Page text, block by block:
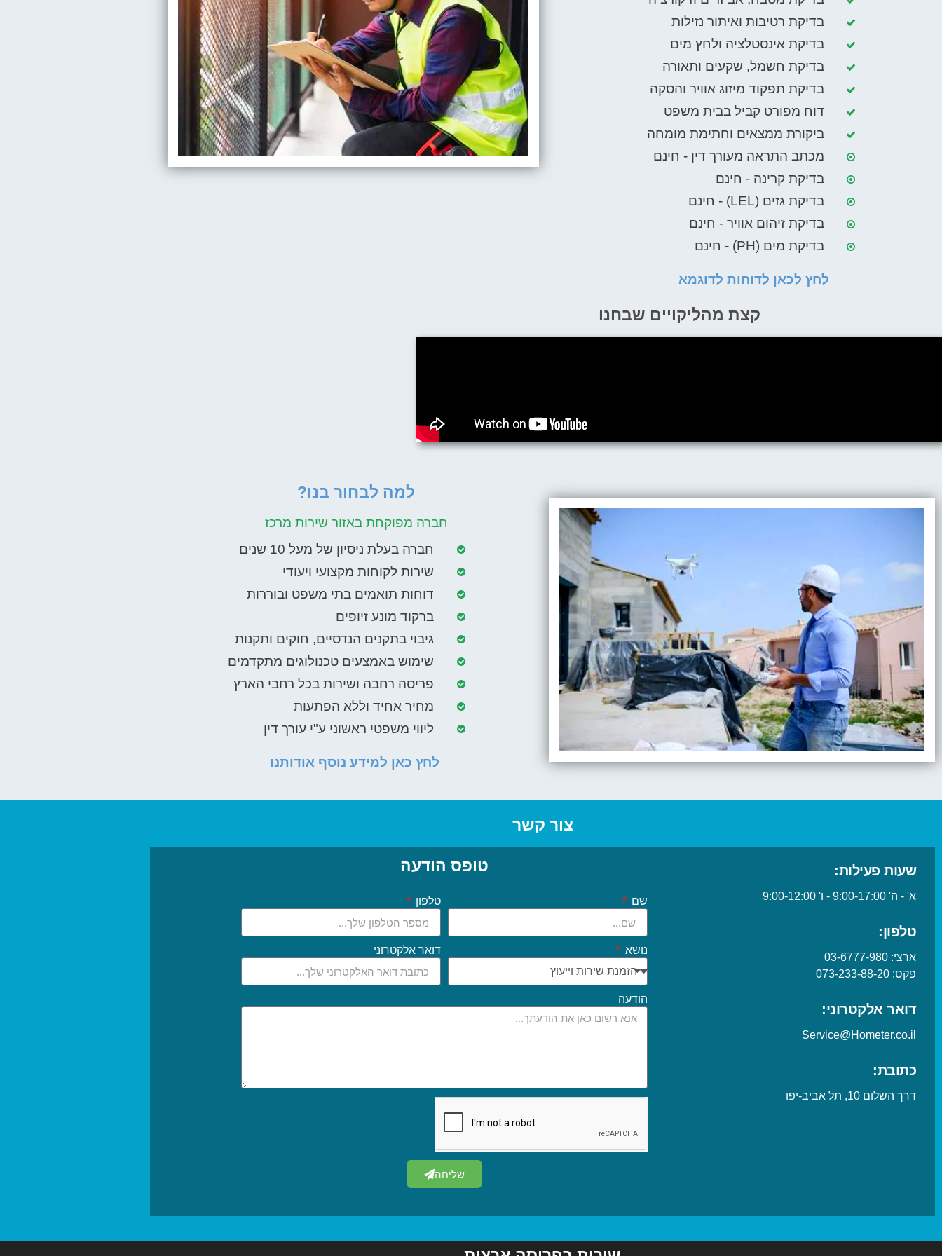
בדיקת רטיבות ואיתור נזילות
בדיקת אינסטלציה ולחץ מים
בדיקת חשמל, שקעים ותאורה
בדיקת תפקוד מיזוג אוויר והסקה
דוח מפורט קביל בבית משפט
ביקורת ממצאים וחתימת מומחה
מכתב התראה מעורך דין - חינם
בדיקת קרינה - חינם
בדיקת גזים (LEL) - חינם
בדיקת זיהום אוויר - חינם
בדיקת מים (PH) - חינם
לחץ לכאן לדוחות לדוגמא
קצת מהליקויים שבחנו
למה לבחור בנו?
חברה מפוקחת באזור שירות מרכז
חברה בעלת ניסיון של מעל 10 שנים
שירות לקוחות מקצועי ויעודי
דוחות תואמים בתי משפט ובוררות
ברקוד מונע זיופים
גיבוי בתקנים הנדסיים, חוקים ותקנות
שימוש באמצעים טכנולוגים מתקדמים
פריסה רחבה ושירות בכל רחבי הארץ​
מחיר אחיד וללא הפתעות
ליווי משפטי ראשוני ע"י עורך דין
לחץ כאן למידע נוסף אודותנו
צור קשר
שעות פעילות:
א' - ה' 9:00-17:00 - ו' 9:00-12:00
טלפון:
ארצי: 03-6777-980
פקס: 073-233-88-20
דואר אלקטרוני:
Service@Hometer.co.il
כתובת:
דרך השלום 10, תל אביב-יפו
טופס הודעה
שם טלפון
נושא דואר אלקטרוני
הודעה
שליחה